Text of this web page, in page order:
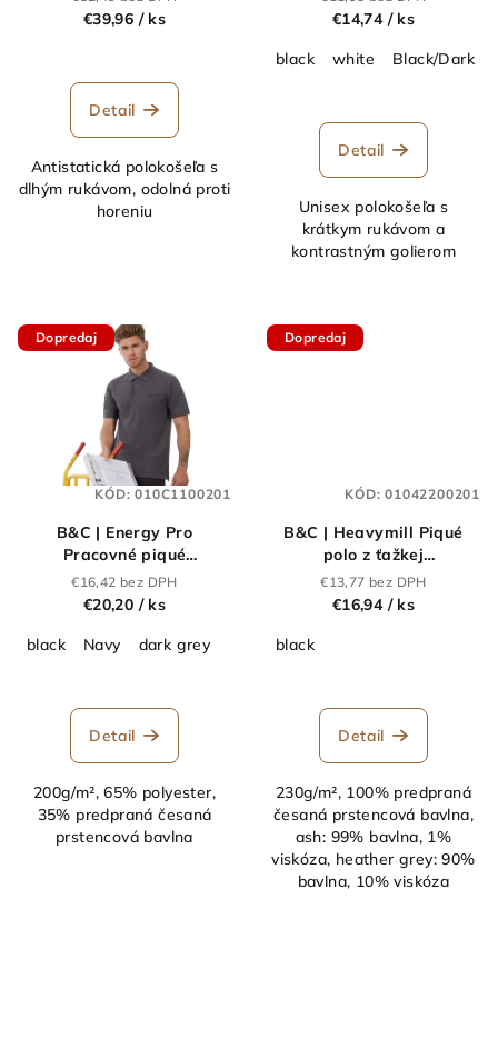
€39,96 / ks
Detail
Antistatická polokošeľa s
dlhým rukávom, odolná proti
horeniu
€14,74 / ks
black
white Black/Dark
Detail
Unisex polokošeľa s
krátkym rukávom a
kontrastným golierom
Dopredaj
B&C | Energy Pro
Pracovné piqué
polo_01.0C11
€16,42 bez DPH
€20,20 / ks
black
Navy dark grey
Detail
200g/m², 65% polyester,
35% predpraná česaná
prstencová bavlna
KÓD:010C1100201
Dopredaj
B&C | Heavymill Piqué
polo z ťažkej
bavlny_01.0422
€13,77 bez DPH
€16,94 / ks
black
Detail
230g/m², 100% predpraná
česaná prstencová bavlna,
ash: 99% bavlna, 1%
viskóza, heather grey: 90%
bavlna, 10% viskóza
KÓD:01042200201